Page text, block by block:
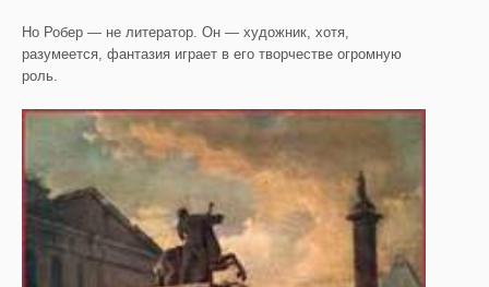
Но Робер — не литератор. Он — художник, хотя,
разумеется, фантазия играет в его творчестве огромную
роль.